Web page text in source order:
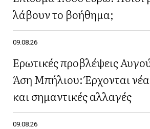
λάβουν το βοήθημα;
09.08.26
Ερωτικές προβλέψεις
Άση Μπήλιου: Έρχονται
και σημαντικές αλλαγές
09.08.26